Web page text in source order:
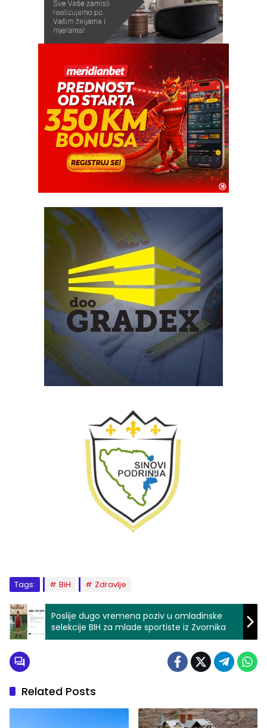
Tags: BiH Zdravlje
Poslije dugo vremena poziv u omladinske
selekcije BIH za mlade sportiste iz Zvornika
Related Posts